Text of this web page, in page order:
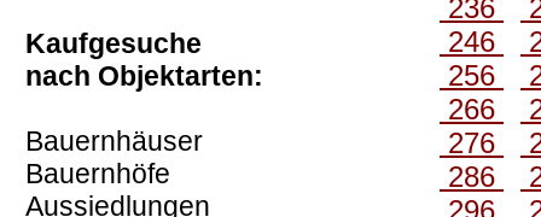
Kaufgesuche
nach Objektarten:
Bauernhäuser
Bauernhöfe
Aussiedlungen
236
246
256
266
276
286
296